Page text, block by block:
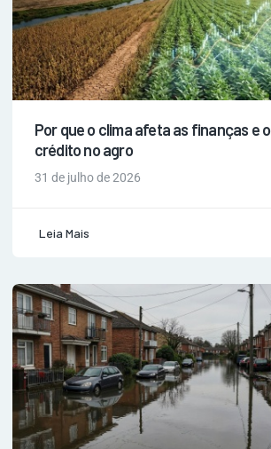
Por que o clima afeta as finanças e o
crédito no agro
31 de julho de 2026
Leia Mais